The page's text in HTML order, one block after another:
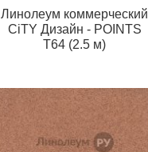
Линолеум коммерческий
CiTY Дизайн - POINTS
T64 (2.5 м)